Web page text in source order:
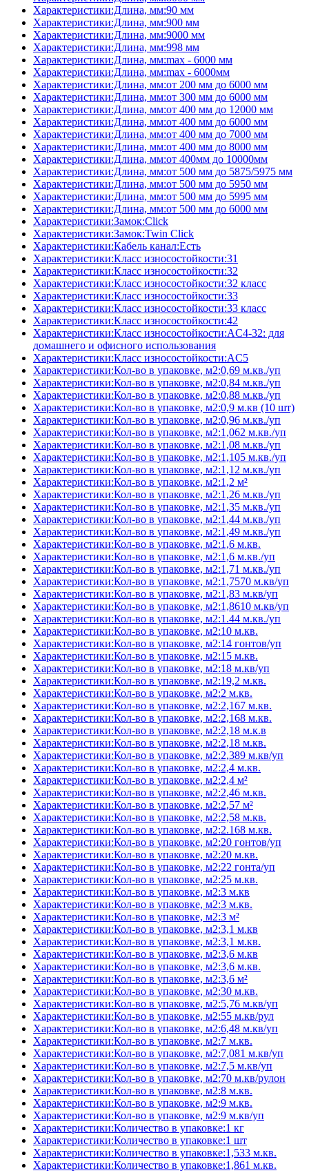
Характеристики:Длина, мм:90 мм
Характеристики:Длина, мм:900 мм
Характеристики:Длина, мм:9000 мм
Характеристики:Длина, мм:998 мм
Характеристики:Длина, мм:max - 6000 мм
Характеристики:Длина, мм:max - 6000мм
Характеристики:Длина, мм:от 200 мм до 6000 мм
Характеристики:Длина, мм:от 300 мм до 6000 мм
Характеристики:Длина, мм:от 400 мм до 12000 мм
Характеристики:Длина, мм:от 400 мм до 6000 мм
Характеристики:Длина, мм:от 400 мм до 7000 мм
Характеристики:Длина, мм:от 400 мм до 8000 мм
Характеристики:Длина, мм:от 400мм до 10000мм
Характеристики:Длина, мм:от 500 мм до 5875/5975 мм
Характеристики:Длина, мм:от 500 мм до 5950 мм
Характеристики:Длина, мм:от 500 мм до 5995 мм
Характеристики:Длина, мм:от 500 мм до 6000 мм
Характеристики:Замок:Click
Характеристики:Замок:Twin Click
Характеристики:Кабель канал:Есть
Характеристики:Класс износостойкости:31
Характеристики:Класс износостойкости:32
Характеристики:Класс износостойкости:32 класс
Характеристики:Класс износостойкости:33
Характеристики:Класс износостойкости:33 класс
Характеристики:Класс износостойкости:42
Характеристики:Класс износостойкости:AC4-32: для
домашнего и офисного использования
Характеристики:Класс износостойкости:AC5
Характеристики:Кол-во в упаковке, м2:0,69 м.кв./уп
Характеристики:Кол-во в упаковке, м2:0,84 м.кв./уп
Характеристики:Кол-во в упаковке, м2:0,88 м.кв./уп
Характеристики:Кол-во в упаковке, м2:0,9 м.кв (10 шт)
Характеристики:Кол-во в упаковке, м2:0,96 м.кв./уп
Характеристики:Кол-во в упаковке, м2:1,062 м.кв./уп
Характеристики:Кол-во в упаковке, м2:1,08 м.кв./уп
Характеристики:Кол-во в упаковке, м2:1,105 м.кв./уп
Характеристики:Кол-во в упаковке, м2:1,12 м.кв./уп
Характеристики:Кол-во в упаковке, м2:1,2 м²
Характеристики:Кол-во в упаковке, м2:1,26 м.кв./уп
Характеристики:Кол-во в упаковке, м2:1,35 м.кв./уп
Характеристики:Кол-во в упаковке, м2:1,44 м.кв./уп
Характеристики:Кол-во в упаковке, м2:1,49 м.кв./уп
Характеристики:Кол-во в упаковке, м2:1,6 м.кв.
Характеристики:Кол-во в упаковке, м2:1,6 м.кв./уп
Характеристики:Кол-во в упаковке, м2:1,71 м.кв./уп
Характеристики:Кол-во в упаковке, м2:1,7570 м.кв/уп
Характеристики:Кол-во в упаковке, м2:1,83 м.кв/уп
Характеристики:Кол-во в упаковке, м2:1,8610 м.кв/уп
Характеристики:Кол-во в упаковке, м2:1.44 м.кв./уп
Характеристики:Кол-во в упаковке, м2:10 м.кв.
Характеристики:Кол-во в упаковке, м2:14 гонтов/уп
Характеристики:Кол-во в упаковке, м2:15 м.кв.
Характеристики:Кол-во в упаковке, м2:18 м.кв/уп
Характеристики:Кол-во в упаковке, м2:19,2 м.кв.
Характеристики:Кол-во в упаковке, м2:2 м.кв.
Характеристики:Кол-во в упаковке, м2:2,167 м.кв.
Характеристики:Кол-во в упаковке, м2:2,168 м.кв.
Характеристики:Кол-во в упаковке, м2:2,18 м.к.в
Характеристики:Кол-во в упаковке, м2:2,18 м.кв.
Характеристики:Кол-во в упаковке, м2:2,389 м.кв/уп
Характеристики:Кол-во в упаковке, м2:2,4 м.кв.
Характеристики:Кол-во в упаковке, м2:2,4 м²
Характеристики:Кол-во в упаковке, м2:2,46 м.кв.
Характеристики:Кол-во в упаковке, м2:2,57 м²
Характеристики:Кол-во в упаковке, м2:2,58 м.кв.
Характеристики:Кол-во в упаковке, м2:2.168 м.кв.
Характеристики:Кол-во в упаковке, м2:20 гонтов/уп
Характеристики:Кол-во в упаковке, м2:20 м.кв.
Характеристики:Кол-во в упаковке, м2:22 гонта/уп
Характеристики:Кол-во в упаковке, м2:25 м.кв.
Характеристики:Кол-во в упаковке, м2:3 м.кв
Характеристики:Кол-во в упаковке, м2:3 м.кв.
Характеристики:Кол-во в упаковке, м2:3 м²
Характеристики:Кол-во в упаковке, м2:3,1 м.кв
Характеристики:Кол-во в упаковке, м2:3,1 м.кв.
Характеристики:Кол-во в упаковке, м2:3,6 м.кв
Характеристики:Кол-во в упаковке, м2:3,6 м.кв.
Характеристики:Кол-во в упаковке, м2:3,6 м²
Характеристики:Кол-во в упаковке, м2:30 м.кв.
Характеристики:Кол-во в упаковке, м2:5,76 м.кв/уп
Характеристики:Кол-во в упаковке, м2:55 м.кв/рул
Характеристики:Кол-во в упаковке, м2:6,48 м.кв/уп
Характеристики:Кол-во в упаковке, м2:7 м.кв.
Характеристики:Кол-во в упаковке, м2:7,081 м.кв/уп
Характеристики:Кол-во в упаковке, м2:7,5 м.кв/уп
Характеристики:Кол-во в упаковке, м2:70 м.кв/рулон
Характеристики:Кол-во в упаковке, м2:8 м.кв.
Характеристики:Кол-во в упаковке, м2:9 м.кв.
Характеристики:Кол-во в упаковке, м2:9 м.кв/уп
Характеристики:Количество в упаковке:1 кг
Характеристики:Количество в упаковке:1 шт
Характеристики:Количество в упаковке:1,533 м.кв.
Характеристики:Количество в упаковке:1,861 м.кв.